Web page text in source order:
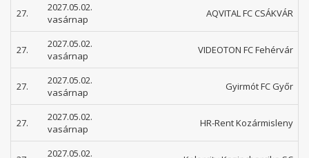
27.
2027.05.02.
vasárnap
AQVITAL FC CSÁKVÁR
27.
2027.05.02.
vasárnap
VIDEOTON FC Fehérvár
27.
2027.05.02.
vasárnap
Gyirmót FC Győr
27.
2027.05.02.
vasárnap
HR-Rent Kozármisleny
2027.05.02.